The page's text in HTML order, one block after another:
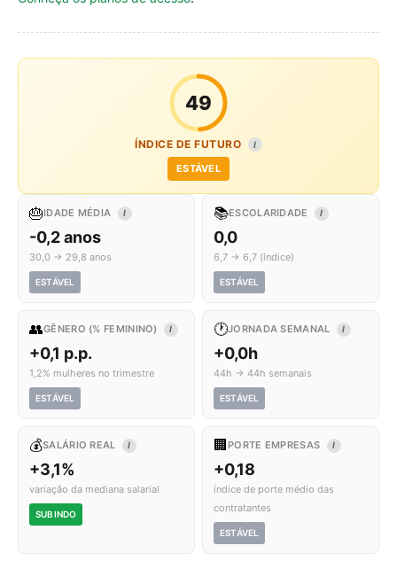
49
ÍNDICE DE FUTURO I
ESTÁVEL
🎂IDADE MÉDIA I
-0,2 anos
30,0 → 29,8 anos
ESTÁVEL
📚ESCOLARIDADE I
0,0
6,7 → 6,7 (índice)
ESTÁVEL
👥GÊNERO (% FEMININO) I
+0,1 p.p.
1,2% mulheres no trimestre
ESTÁVEL
🕐JORNADA SEMANAL I
+0,0h
44h → 44h semanais
ESTÁVEL
💰SALÁRIO REAL I
+3,1%
variação da mediana salarial
SUBINDO
🏢 PORTE EMPRESAS I
+0,18
índice de porte médio das
contratantes
ESTÁVEL